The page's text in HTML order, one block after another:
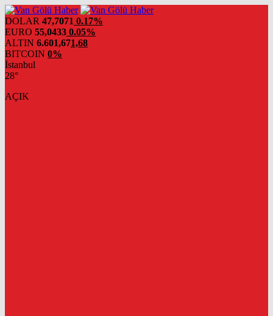
DOLAR 47,7071 0.17%
EURO 55,0433 0.05%
ALTIN 6.601,671,68
BITCOIN 0%
İstanbul
28°
AÇIK